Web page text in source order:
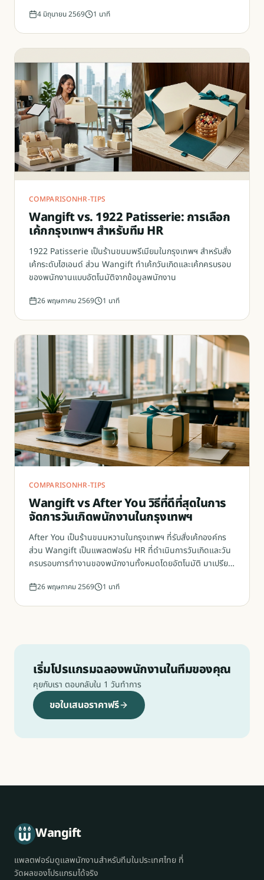
4 มิถุนายน 2569 1 นาที
COMPARISONHR-TIPS
Wangift vs. 1922 Patisserie: การเลือก
เค้กกรุงเทพฯ สำหรับทีม HR
1922 Patisserie เป็นร้านขนมพรีเมียมในกรุงเทพฯ สำหรับสั่ง
เค้กระดับไฮเอนด์ ส่วน Wangift ทำเค้กวันเกิดและเค้กครบรอบ
ของพนักงานแบบอัตโนมัติจากข้อมูลพนักงาน
26 พฤษภาคม 2569 1 นาที
COMPARISONHR-TIPS
Wangift vs After You วิธีที่ดีที่สุดในการ
จัดการวันเกิดพนักงานในกรุงเทพฯ
After You เป็นร้านขนมหวานในกรุงเทพฯ ที่รับสั่งเค้กองค์กร
ส่วน Wangift เป็นแพลตฟอร์ม HR ที่ดำเนินการวันเกิดและวัน
ครบรอบการทำงานของพนักงานทั้งหมดโดยอัตโนมัติ มาเปรียบ
26 พฤษภาคม 2569 1 นาที
เริ่มโปรแกรมฉลองพนักงานในทีมของคุณ
คุยกับเรา ตอบกลับใน 1 วันทำการ
ขอใบเสนอราคาฟรี
Wangift
แพลตฟอร์มดูแลพนักงานสำหรับทีมในประเทศไทย ที่
วัดผลของโปรแกรมได้จริง